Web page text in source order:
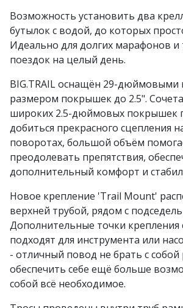
Возможность установить два
бутылок с водой, до которых
Идеально для долгих марафонов и
поездок на целый день.
BIG.TRAIL оснащён 29-дюймовыми
размером покрышек до 2.5".
широких 2.5-дюймовых покрышек
добиться прекрасного сцепления
поворотах, большой объём
преодолевать препятствия,
дополнительный комфорт и
Новое крепление 'Trail Mount'
верхней трубой, рядом с
Дополнительные точки крепления
подходят для инструмента или
- отличный повод не брать с
обеспечить себе ещё больше
собой всё необходимое.